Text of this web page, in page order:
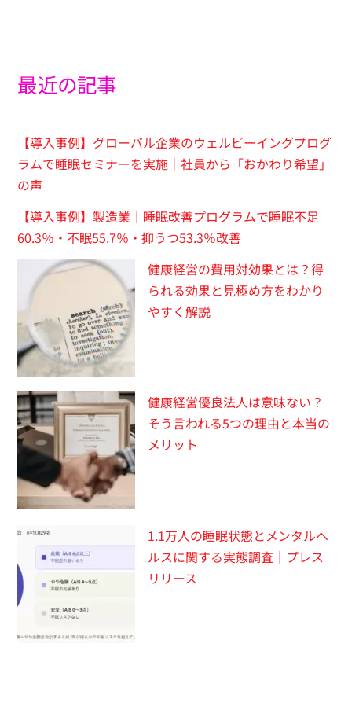
最近の記事
【導入事例】グローバル企業のウェルビーイングプログ
ラムで睡眠セミナーを実施｜社員から「おかわり希望」
の声
【導入事例】製造業｜睡眠改善プログラムで睡眠不足
60.3％・不眠55.7％・抑うつ53.3％改善
健康経営の費用対効果とは？得
られる効果と見極め方をわかり
やすく解説
健康経営優良法人は意味ない？
そう言われる5つの理由と本当の
メリット
1.1万人の睡眠状態とメンタルヘ
ルスに関する実態調査｜プレス
リリース